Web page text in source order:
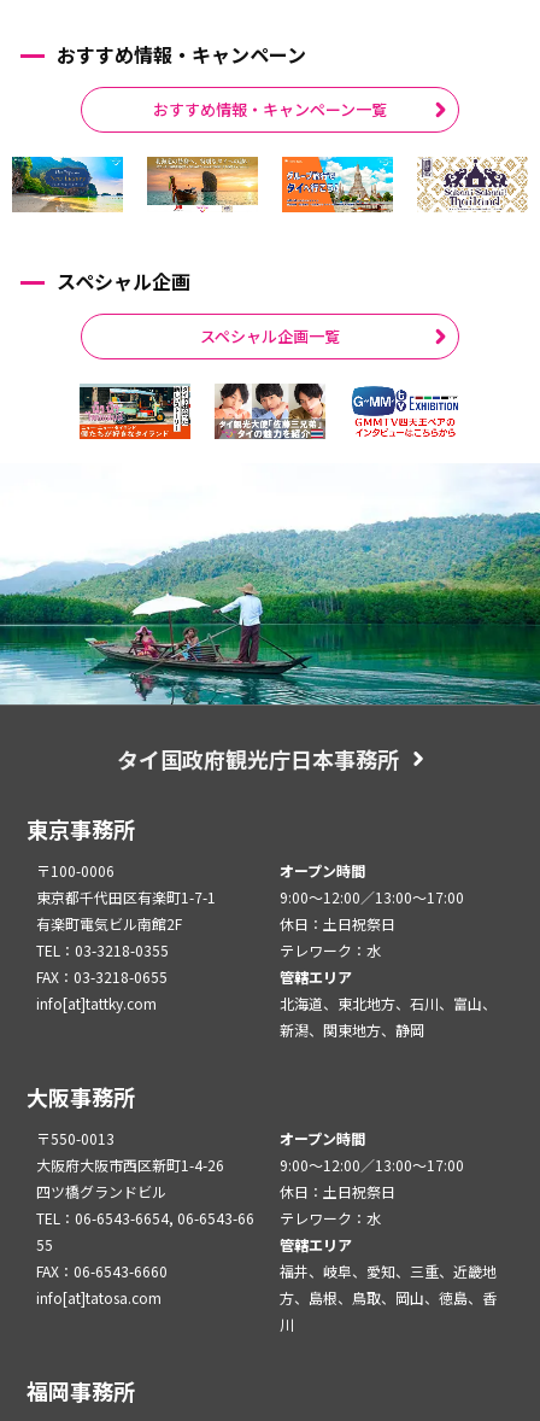
おすすめ情報・キャンペーン
おすすめ情報・キャンペーン一覧
スペシャル企画
スペシャル企画一覧
タイ国政府観光庁日本事務所
東京事務所
〒100-0006
東京都千代田区有楽町1-7-1
有楽町電気ビル南館2F
TEL：03-3218-0355
FAX：03-3218-0655
info[at]tattky.com
オープン時間
9:00～12:00／13:00～17:00
休日：土日祝祭日
テレワーク：水
管轄エリア
北海道、東北地方、石川、富山、
新潟、関東地方、静岡
大阪事務所
〒550-0013
大阪府大阪市西区新町1-4-26
四ツ橋グランドビル
TEL：06-6543-6654, 06-6543-66
55
FAX：06-6543-6660
info[at]tatosa.com
オープン時間
9:00～12:00／13:00～17:00
休日：土日祝祭日
テレワーク：水
管轄エリア
福井、岐阜、愛知、三重、近畿地
方、島根、鳥取、岡山、徳島、香
川
福岡事務所